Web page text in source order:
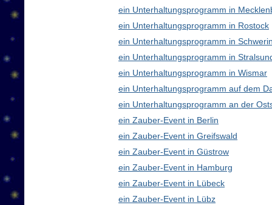
ein Unterhaltungsprogramm in
ein Unterhaltungsprogramm in Rostock
ein Unterhaltungsprogramm in
ein Unterhaltungsprogramm in
ein Unterhaltungsprogramm in Wismar
ein Unterhaltungsprogramm auf dem
ein Unterhaltungsprogramm an der
ein Zauber-Event in Berlin
ein Zauber-Event in Greifswald
ein Zauber-Event in Güstrow
ein Zauber-Event in Hamburg
ein Zauber-Event in Lübeck
ein Zauber-Event in Lübz